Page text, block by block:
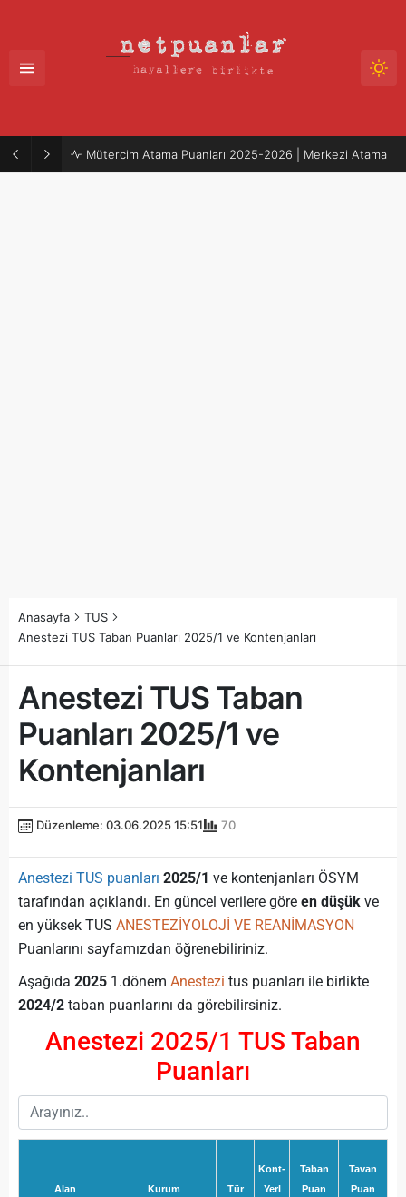
Mütercim Atama Puanları 2025-2026 | Merkezi Atama
Anasayfa
TUS
Anestezi TUS Taban Puanları 2025/1 ve Kontenjanları
Anestezi TUS Taban
Puanları 2025/1 ve
Kontenjanları
Düzenleme: 03.06.2025 15:51 70
Anestezi TUS puanları 2025/1 ve kontenjanları ÖSYM
tarafından açıklandı. En güncel verilere göre en düşük ve
en yüksek TUS ANESTEZİYOLOJİ VE REANİMASYON
Puanlarını sayfamızdan öğrenebiliriniz.
Aşağıda 2025 1.dönem Anestezi tus puanları ile birlikte
2024/2 taban puanlarını da görebilirsiniz.
Anestezi 2025/1 TUS Taban
Puanları
Alan Kurum Tür
Kont-
Yerl
Taban
Puan
Tavan
Puan